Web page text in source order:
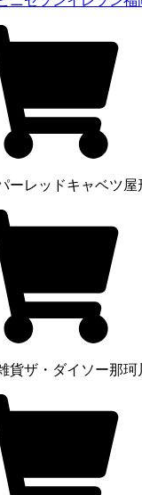
ーレッドキャベツ
貨ザ・ダイソー那珂